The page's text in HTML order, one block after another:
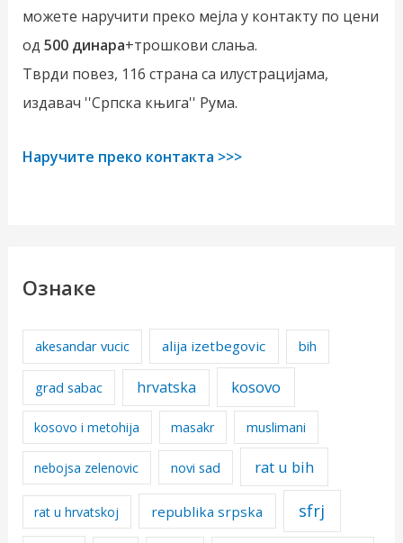
можете наручити преко мејла у контакту по цени
од 500 динара+трошкови слања.
Тврди повез, 116 страна са илустрацијама,
издавач ''Српска књига'' Рума.
Наручите преко контакта >>>
Ознаке
akesandar vucic alija izetbegovic bih
grad sabac hrvatska kosovo
kosovo i metohija masakr muslimani
nebojsa zelenovic novi sad rat u bih
rat u hrvatskoj republika srpska sfrj